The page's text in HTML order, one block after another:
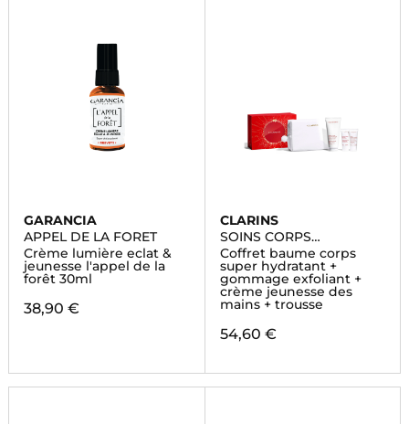
GARANCIA
APPEL DE LA FORET
Crème lumière eclat &
jeunesse l'appel de la
forêt 30ml
38,90 €
CLARINS
SOINS CORPS
HYDRATANTS
Coffret baume corps
super hydratant +
gommage exfoliant +
crème jeunesse des
mains + trousse
54,60 €